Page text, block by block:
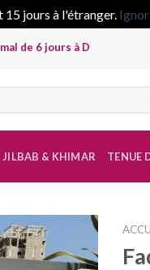
15 jours à l'étranger.
à Dakar et 15 jours à
JILBAB & KHIMAR TENUE